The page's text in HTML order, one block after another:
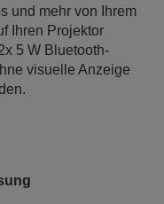
und mehr von Ihrem
Ihren Projektor
5 W Bluetooth-
visuelle Anzeige